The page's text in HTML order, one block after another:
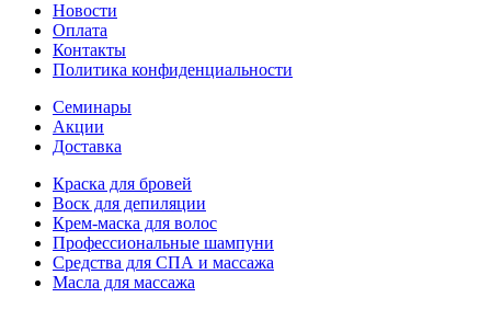
Новости
Оплата
Контакты
Политика конфиденциальности
Семинары
Акции
Доставка
Краска для бровей
Воск для депиляции
Крем-маска для волос
Профессиональные шампуни
Средства для СПА и массажа
Масла для массажа